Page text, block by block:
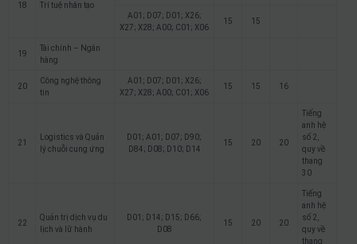
18 Trí tuệ nhân tạo
A01; D07; D01; X26;
X27; X28; A00; C01; X06
15 15
19
Tài chính – Ngân
hàng
20
Công nghệ thông
tin
A01; D07; D01; X26;
X27; X28; A00; C01; X06
15 15 16
21
Logistics và Quản
lý chuỗi cung ứng
D01; A01; D07; D90;
D84; D08; D10; D14
15 20 20
Tiếng
anh hệ
số 2,
quy về
thang
30
22
Quản trị dịch vụ du
lịch và lữ hành
D01; D14; D15; D66;
D08
15 20 20
Tiếng
anh hệ
số 2,
quy về
thang